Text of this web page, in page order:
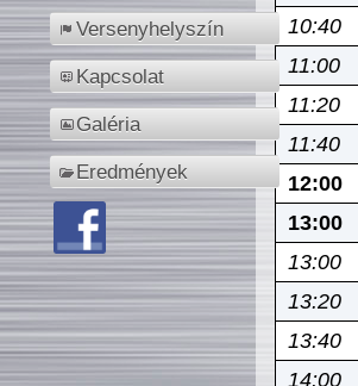
Versenyhelyszín
Kapcsolat
Galéria
Eredmények
10:40
11:00
11:20
11:40
12:00
13:00
13:00
13:20
13:40
14:00